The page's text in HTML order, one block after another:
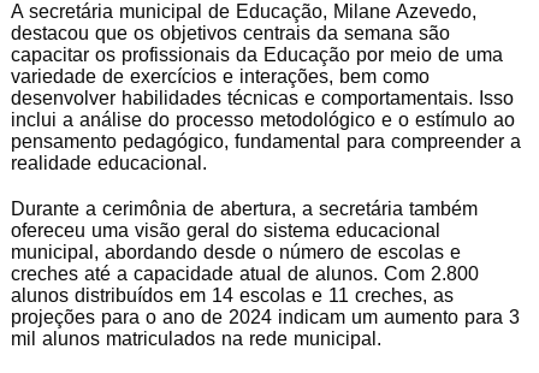
A secretária municipal de Educação, Milane Azevedo,
destacou que os objetivos centrais da semana são
capacitar os profissionais da Educação por meio de uma
variedade de exercícios e interações, bem como
desenvolver habilidades técnicas e comportamentais. Isso
inclui a análise do processo metodológico e o estímulo ao
pensamento pedagógico, fundamental para compreender a
realidade educacional.
Durante a cerimônia de abertura, a secretária também
ofereceu uma visão geral do sistema educacional
municipal, abordando desde o número de escolas e
creches até a capacidade atual de alunos. Com 2.800
alunos distribuídos em 14 escolas e 11 creches, as
projeções para o ano de 2024 indicam um aumento para 3
mil alunos matriculados na rede municipal.